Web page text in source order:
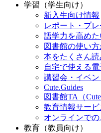
学習（学生向け）
新入生向け情報
レポート・プ
語学力を高め
図書館の使い
本をたくさん読
自宅で使える
講習会・イベン
Cute.Guides
図書館TA（
教育情報サービ
オンラインで
教育（教員向け）